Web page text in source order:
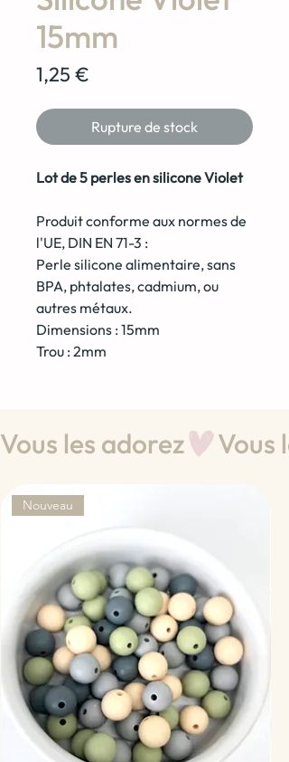
15mm
1,25 €
Rupture de stock
Lot de 5 perles en silicone Violet
Produit conforme aux normes de
l'UE, DIN EN 71-3 :
Perle silicone alimentaire, sans
BPA, phtalates, cadmium, ou
autres métaux.
Dimensions : 15mm
Trou : 2mm
Vous les adorez
Nouveau